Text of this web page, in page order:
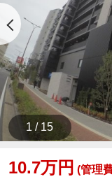
1 / 15
10.7万円 (管理